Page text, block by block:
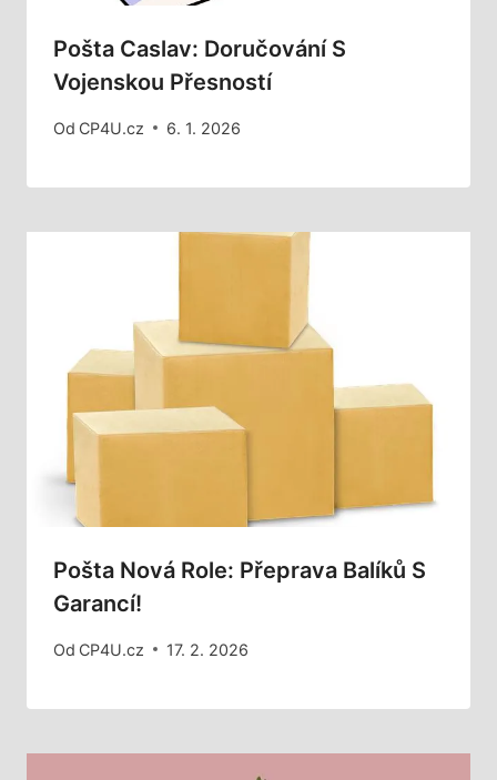
Pošta Caslav: Doručování S
Vojenskou Přesností
Od CP4U.cz 6. 1. 2026
Pošta Nová Role: Přeprava Balíků S
Garancí!
Od CP4U.cz 17. 2. 2026